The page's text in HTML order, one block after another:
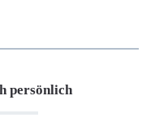
persönlich